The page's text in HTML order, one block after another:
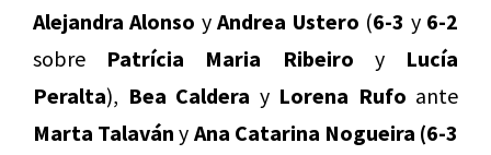
Alejandra Alonso yAndrea Ustero (6-3 y 6-2
sobre Patrícia Maria Ribeiro y Lucía
Peralta), Bea Caldera y Lorena Rufo ante
Marta Talaván y Ana Catarina Nogueira (6-3